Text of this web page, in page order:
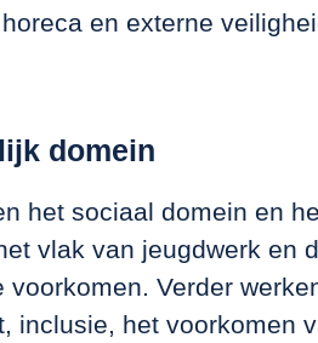
en externe
domein
het sociaal domein en
vlak van jeugdwerk en
Verder
inclusie, het voorkomen